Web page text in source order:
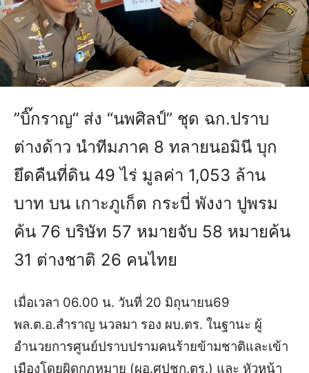
”บิ๊กราญ“ ส่ง “นพศิลป์” ชุด ฉก.ปราบ
ต่างด้าว นำทีมภาค 8 ทลายนอมินี บุก
ยึดคืนที่ดิน 49 ไร่ มูลค่า 1,053 ล้าน
บาท บน เกาะภูเก็ต กระบี่ พังงา ปูพรม
ค้น 76 บริษัท 57 หมายจับ 58 หมายค้น
31 ต่างชาติ 26 คนไทย
เมื่อเวลา 06.00 น. วันที่ 20 มิถุนายน69
พล.ต.อ.สำราญ นวลมา รอง ผบ.ตร. ในฐานะ ผู้
อำนวยการศูนย์ปราบปรามคนร้ายข้ามชาติและเข้า
เมืองโดยผิดกฏหมาย (ผอ.ศปชก.ตร.) และ หัวหน้า